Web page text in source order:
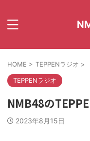
HOME > TEPPENラジオ >
TEPPENラジオ
NMB48の
2023年8月15日